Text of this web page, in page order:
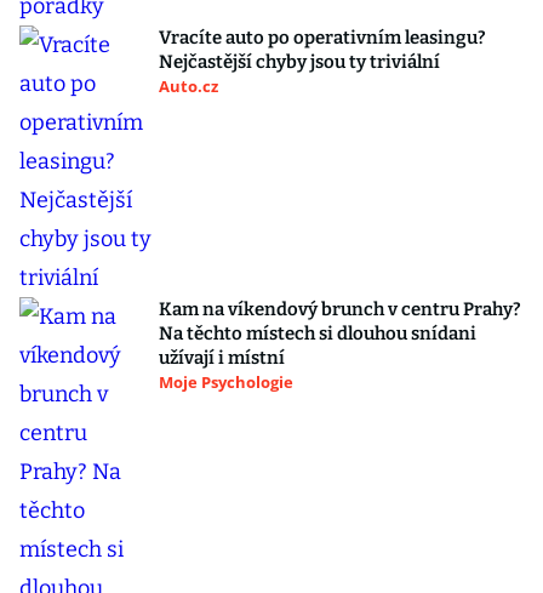
Vracíte auto po operativním leasingu?
Nejčastější chyby jsou ty triviální
Auto.cz
Kam na víkendový brunch v centru Prahy?
Na těchto místech si dlouhou snídani
užívají i místní
Moje Psychologie